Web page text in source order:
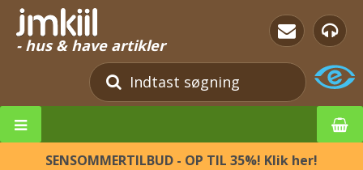
- hus & have artikler
SENSOMMERTILBUD - OP TIL 35%! Klik her!